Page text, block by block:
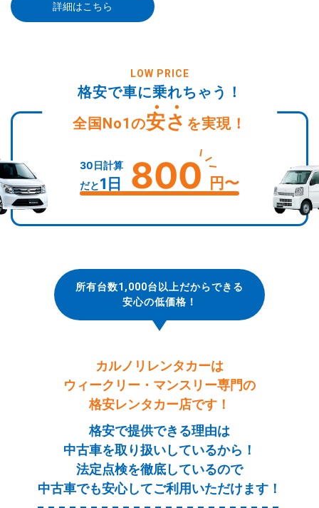
詳細はこちら
LOW PRICE
格安で車に乗れちゃう！
全国No1の安さ を実現！
30日計算
だと1日 800 円〜
所有台数1,000台以上だからできる
安心の低価格！
カルノリレンタカーは
ウィークリー・マンスリー専門の
格安レンタカー店です！
格安で提供できる理由は
中古車を取り扱いしているから！
法定点検を徹底しているので
中古車でも安心してご利用いただけます！